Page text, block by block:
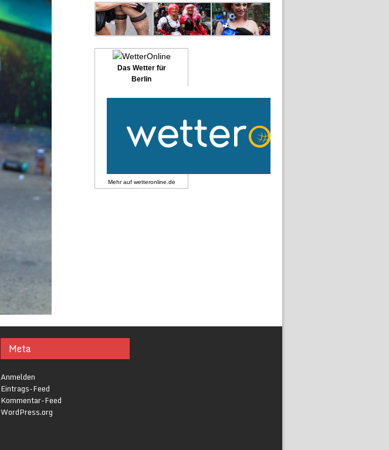
Das Wetter für
Berlin
Mehr auf wetteronline.de
Meta
Anmelden
Eintrags-Feed
Kommentar-Feed
WordPress.org